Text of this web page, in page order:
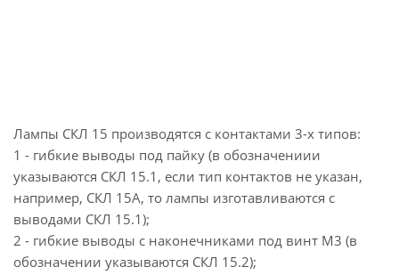
Лампы СКЛ 15 производятся с контактами 3-х типов:
1 - гибкие выводы под пайку (в обозначениии
указываются СКЛ 15.1, если тип контактов не указан,
например, СКЛ 15А, то лампы изготавливаются с
выводами СКЛ 15.1);
2 - гибкие выводы с наконечниками под винт М3 (в
обозначении указываются СКЛ 15.2);